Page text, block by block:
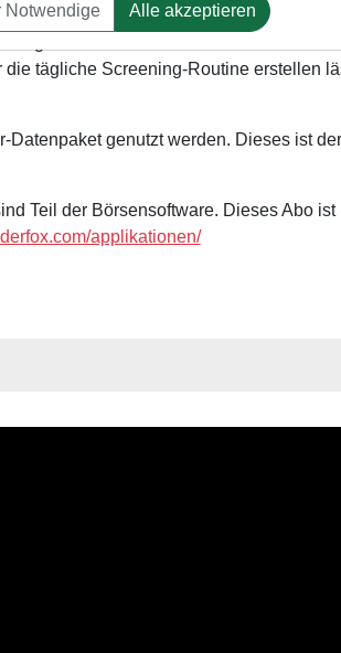
neuen Rallye. Mit dem Screening
Chancen identifizieren. In diesem
tägliche Screening-Routine erstellen
genutzt werden. Dieses ist
Teil der Börsensoftware. Dieses Abo
applikationen/
Notwendige Alle akzeptieren